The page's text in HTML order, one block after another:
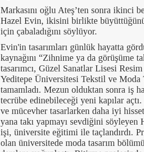
Markasını oğlu Ateş’ten sonra ikinci
Hazel Evin, ikisini birlikte
için çabaladığını söylüyor.
Evin'in tasarımları günlük hayatta
kaynağını “Zihnime ya da görüşüme
tasarımcı, Güzel Sanatlar Lisesi
Yeditepe Üniversitesi Tekstil ve Moda
tamamladı. Mezun olduktan sonra iş
tecrübe edinebileceği yeni kapılar
ve mücevher tasarlarken daha iyi
yana takı yapmayı sevdiğini söyleyen
işi, üniversite eğitimi ile taçlandırdı.
olan üniversitede moda tasarım